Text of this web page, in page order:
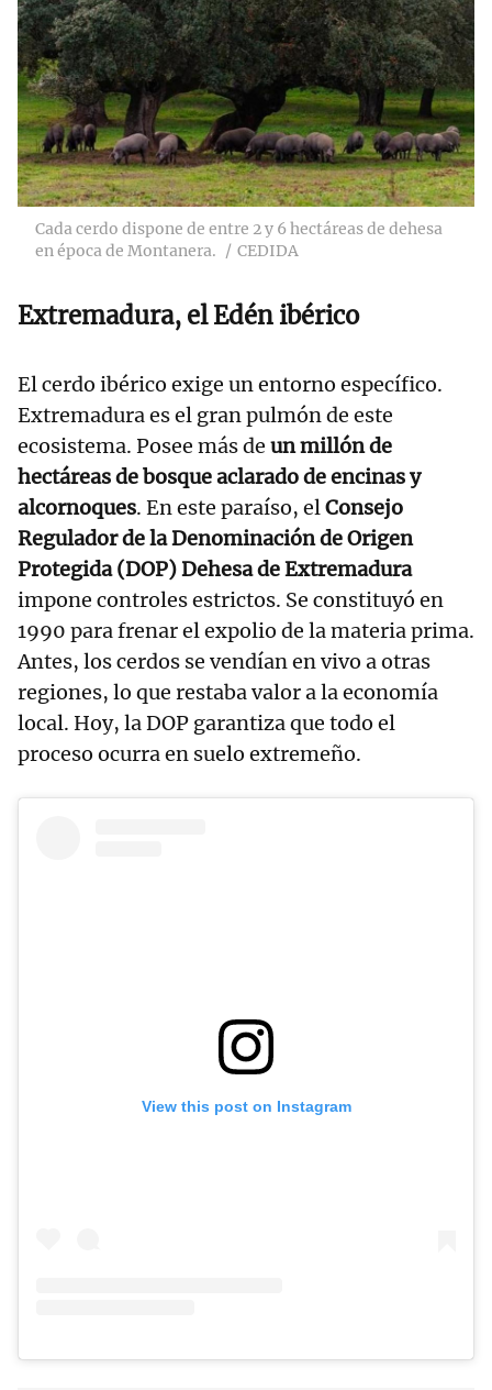
Cada cerdo dispone de entre 2 y 6 hectáreas de dehesa
en época de Montanera.
CEDIDA
Extremadura, el Edén ibérico
El cerdo ibérico exige un entorno específico.
Extremadura es el gran pulmón de este
ecosistema. Posee más de un millón de
hectáreas de bosque aclarado de encinas y
alcornoques. En este paraíso, elConsejo
Regulador de la Denominación de Origen
Protegida (DOP) Dehesa de Extremadura
impone controles estrictos. Se constituyó en
1990 para frenar el expolio de la materia prima.
Antes, los cerdos se vendían en vivo a otras
regiones, lo que restaba valor a la economía
local. Hoy, la DOP garantiza que todo el
proceso ocurra en suelo extremeño.
View this post on Instagram